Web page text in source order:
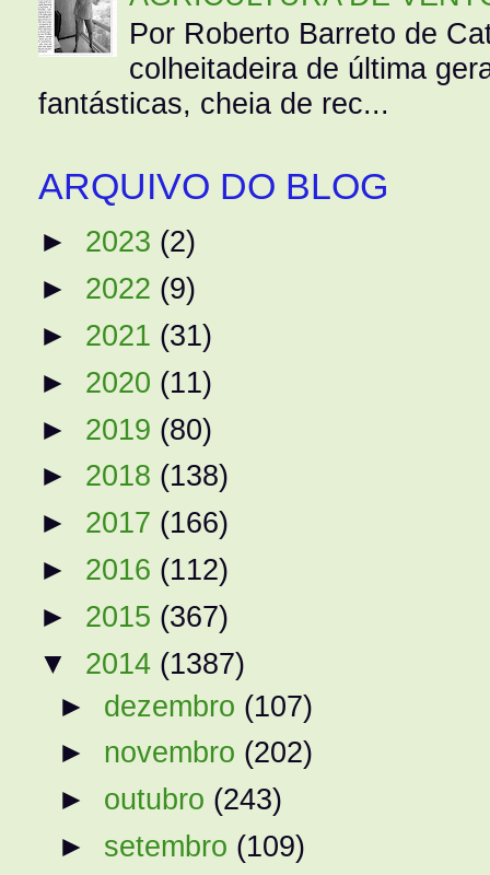
Por Roberto Barreto de
colheitadeira de última
fantásticas, cheia de rec...
ARQUIVO DO BLOG
► 2023 (2)
► 2022 (9)
► 2021 (31)
► 2020 (11)
► 2019 (80)
► 2018 (138)
► 2017 (166)
► 2016 (112)
► 2015 (367)
▼ 2014 (1387)
► dezembro (107)
► novembro (202)
► outubro (243)
► setembro (109)